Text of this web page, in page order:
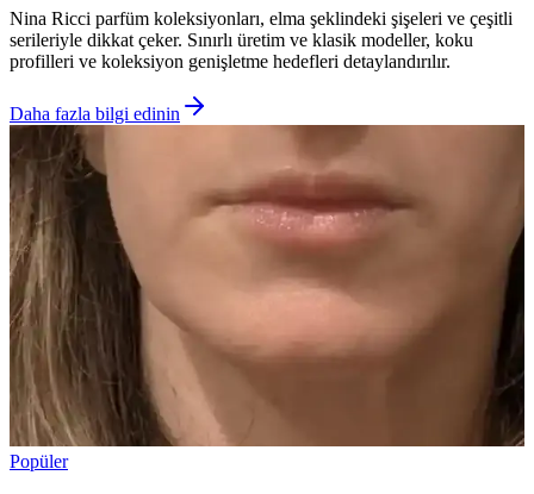
Nina Ricci parfüm koleksiyonları, elma şeklindeki şişeleri ve çeşitli
serileriyle dikkat çeker. Sınırlı üretim ve klasik modeller, koku
profilleri ve koleksiyon genişletme hedefleri detaylandırılır.
Daha fazla bilgi edinin
Popüler